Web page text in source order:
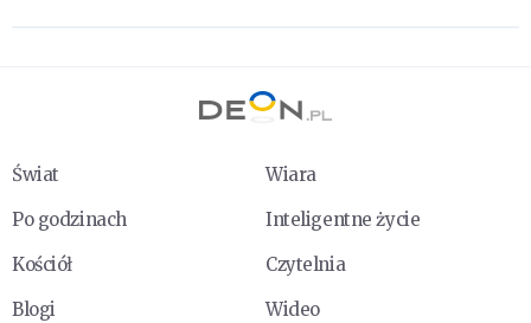
Świat
Wiara
Po godzinach
Inteligentne życie
Kościół
Czytelnia
Blogi
Wideo